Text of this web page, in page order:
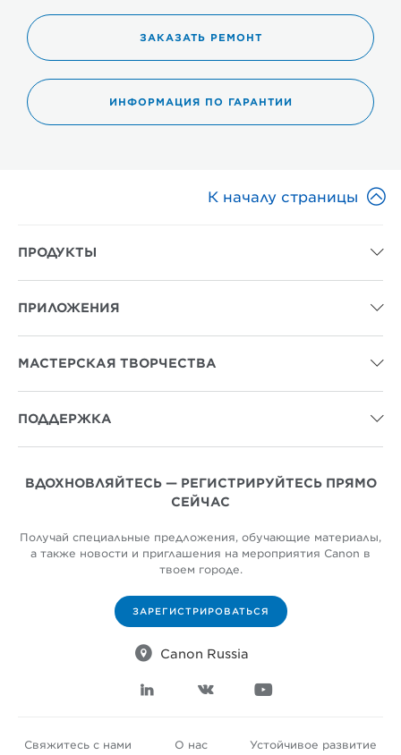
ЗАКАЗАТЬ РЕМОНТ
ИНФОРМАЦИЯ ПО ГАРАНТИИ
К началу страницы 
ПРОДУКТЫ 
ПРИЛОЖЕНИЯ 
МАСТЕРСКАЯ ТВОРЧЕСТВА 
ПОДДЕРЖКА 
ВДОХНОВЛЯЙТЕСЬ — РЕГИСТРИРУЙТЕСЬ ПРЯМО
СЕЙЧАС
Получай специальные предложения, обучающие материалы,
а также новости и приглашения на мероприятия Canon в
твоем городе.
ЗАРЕГИСТРИРОВАТЬСЯ
 Canon Russia
  
Свяжитесь с нами О нас Устойчивое развитие